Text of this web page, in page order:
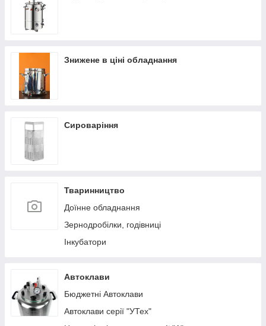
Знижене в ціні обладнання
Сироваріння
Тваринництво
Доїнне обладнання
Зернодробілки, годівниці
Інкубатори
Автоклави
Бюджетні Автоклави
Автоклави серії "УТех"